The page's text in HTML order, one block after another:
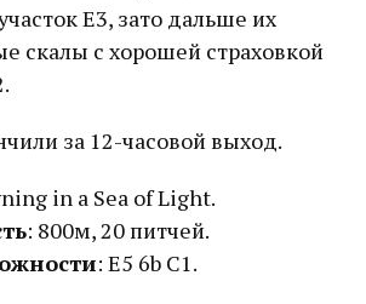
Е3, зато дальше их
скалы с хорошей страховкой
за 12-часовой выход.
in a Sea of Light.
: 800м, 20 питчей.
: E5 6b C1.